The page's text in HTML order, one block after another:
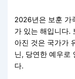
2026년은 보훈 가
가 있는 해입니다.
아진 것은 국가가
닌, 당연한 예우로
다.